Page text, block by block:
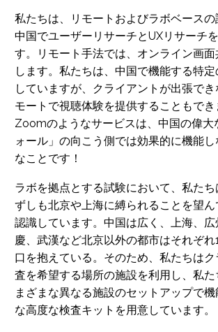
私たちは、リモートおよびラボベースの
中国でユーザーリサーチとUXリサーチ
す。リモート手法では、オンライン画
します。私たちは、中国で機能する特
していますが、クライアントが出張でき
モートで視聴体験を提供することもでき
Zoomのようなサービスは、中国の偉大
ォール」の向こう側では効果的に機能
なことです！
ラボを拠点とする試験において、私た
ずしも北京や上海に縛られることを望
認識しています。中国は広く、上海、
慶、武漢など北京以外の都市はそれぞ
口を抱えている。そのため、私たちは
査を希望する場所の施設を利用し、私た
まざまな異なる施設のセットアップで機
な高度な検査キットを用意しています。